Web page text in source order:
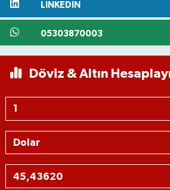
LINKEDIN
05303870003
Döviz & Altın